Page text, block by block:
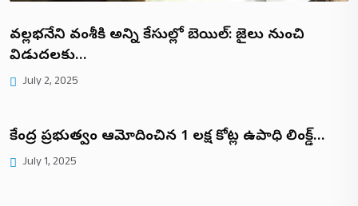
వల్లభనేని వంశీకి అన్ని కేసుల్లో బెయిల్: జైలు నుంచి
విడుదలకు…
July 2, 2025
కేంద్ర ప్రభుత్వం ఆమోదించిన ₹1 లక్ష కోట్ల ఉపాధి లింక్డ్…
July 1, 2025